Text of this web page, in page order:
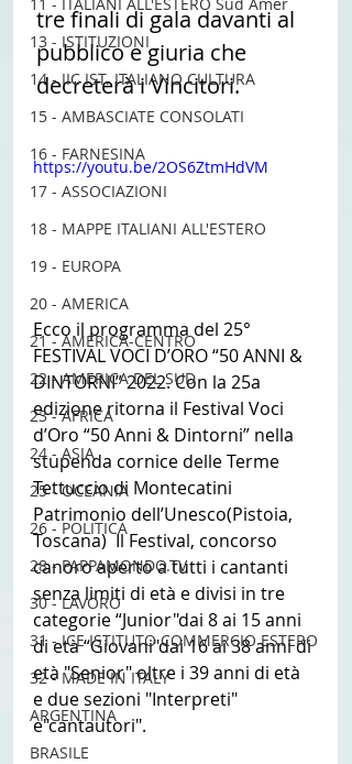
13 - ISTITUZIONI
14 - IIC IST. ITALIANO CULTURA
15 - AMBASCIATE CONSOLATI
16 - FARNESINA
17 - ASSOCIAZIONI
18 - MAPPE ITALIANI ALL'ESTERO
19 - EUROPA
20 - AMERICA
21 - AMERICA-CENTRO
22 - AMERICA DEL SUD
23 - AFRICA
24 - ASIA
25 - OCEANIA
26 - POLITICA
28 - PAPPAMONDO.TV
30 - LAVORO
31 - ICE ISTITUTO COMMERCIO ESTERO
32 - MADE IN ITALY
ARGENTINA
BRASILE
tre finali di gala davanti al
pubblico e giuria che
decreterà i Vincitori.
https://youtu.be/2OS6ZtmHdVM
Ecco il programma del 25°
FESTIVAL VOCI D’ORO “50 ANNI &
DINTORNI” 2022. Con la 25a
edizione ritorna il Festival Voci
d’Oro “50 Anni & Dintorni” nella
stupenda cornice delle Terme
Tettuccio di Montecatini
Patrimonio dell’Unesco(Pistoia,
Toscana)  Il Festival, concorso
canoro aperto a tutti i cantanti
senza limiti di età e divisi in tre
categorie “Junior"dai 8 ai 15 anni
di età “Giovani"dai 16 ai 38 anni di
età "Senior" oltre i 39 anni di età
e due sezioni "Interpreti"
e"cantautori".